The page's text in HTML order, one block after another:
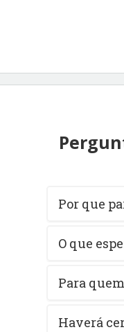
Por que
O que
Para
Haverá